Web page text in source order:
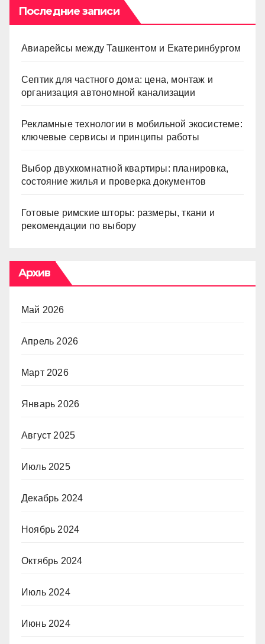
Последние записи
Авиарейсы между Ташкентом и Екатеринбургом
Септик для частного дома: цена, монтаж и
организация автономной канализации
Рекламные технологии в мобильной экосистеме:
ключевые сервисы и принципы работы
Выбор двухкомнатной квартиры: планировка,
состояние жилья и проверка документов
Готовые римские шторы: размеры, ткани и
рекомендации по выбору
Архив
Май 2026
Апрель 2026
Март 2026
Январь 2026
Август 2025
Июль 2025
Декабрь 2024
Ноябрь 2024
Октябрь 2024
Июль 2024
Июнь 2024